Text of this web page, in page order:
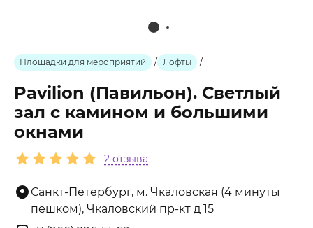
Площадки для мероприятий / Лофты /
Pavilion (Павильон). Светлый
зал с камином и большими
окнами
2 отзыва
Санкт-Петербург, м. Чкаловская (4 минуты
пешком), Чкаловский пр-кт д 15